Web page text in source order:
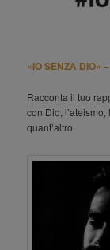
«IO SENZA DIO»
Racconta il tuo
con Dio,
quant’altro.